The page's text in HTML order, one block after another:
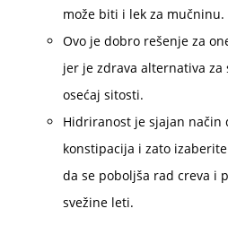
može biti i lek za mučninu.
Ovo je dobro rešenje za
jer je zdrava alternativa za
osećaj sitosti.
Hidriranost je sjajan način
konstipacija i zato
da se poboljša rad creva i
svežine leti.